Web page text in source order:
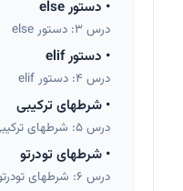
• دستور else
درس 3: دستور else
• دستور elif
درس 4: دستور elif
• شرطهای ترکیبی
درس 5: شرطهای ترکیبی
• شرطهای تودرتو
درس 6: شرطهای تودرتو